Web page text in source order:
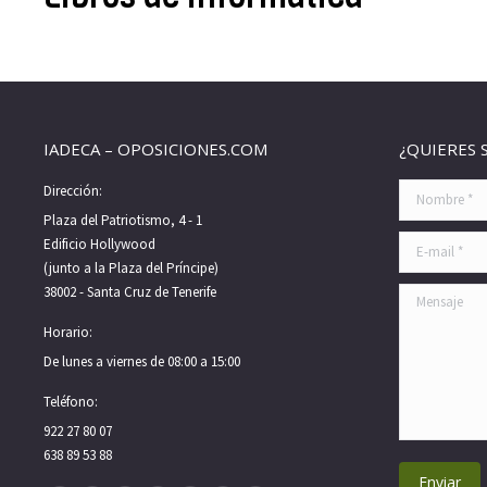
IADECA – OPOSICIONES.COM
Dirección:
Plaza del Patriotismo, 4 - 1
Edificio Hollywood
(junto a la Plaza del Príncipe)
38002 - Santa Cruz de Tenerife
Horario:
De lunes a viernes de 08:00 a 15:00
Teléfono:
922 27 80 07
638 89 53 88
¿QUIERES
Nombre *
E-mail *
Mensaje
Enviar